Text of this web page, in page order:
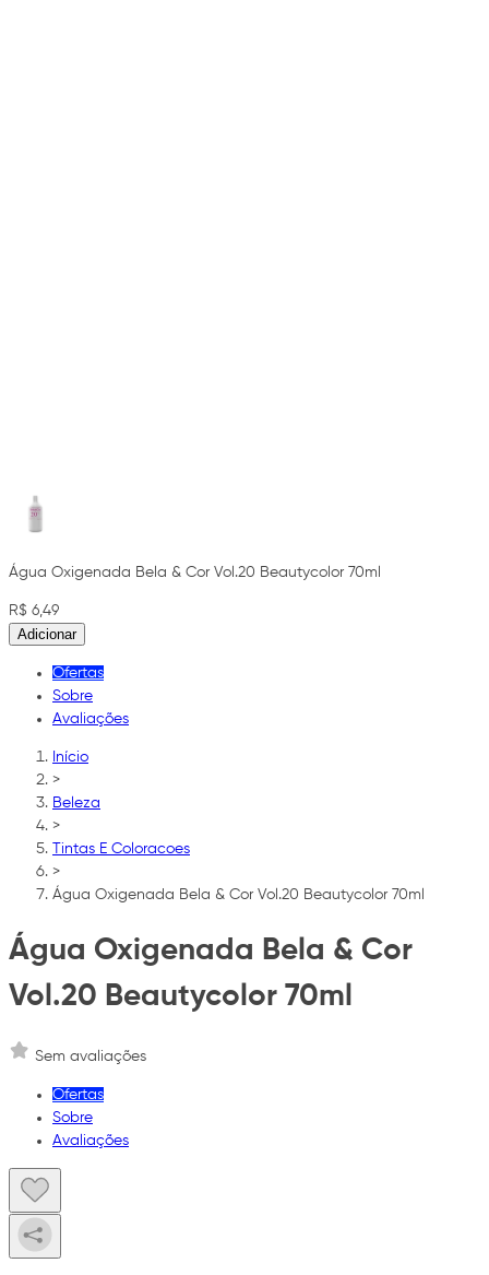
Água Oxigenada Bela & Cor Vol.20 Beautycolor 70ml
R$ 6,49
Adicionar
Ofertas
Sobre
Avaliações
Início
>
Beleza
>
Tintas E Coloracoes
>
Água Oxigenada Bela & Cor Vol.20 Beautycolor 70ml
Água Oxigenada Bela & Cor
Vol.20 Beautycolor 70ml
Sem avaliações
Ofertas
Sobre
Avaliações